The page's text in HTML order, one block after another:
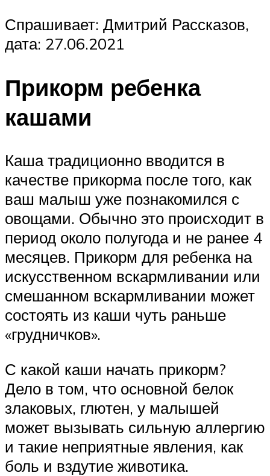
Спрашивает: Дмитрий Рассказов,
дата: 27.06.2021
Прикорм ребенка
кашами
Каша традиционно вводится в
качестве прикорма после того, как
ваш малыш уже познакомился с
овощами. Обычно это происходит в
период около полугода и не ранее 4
месяцев. Прикорм для ребенка на
искусственном вскармливании или
смешанном вскармливании может
состоять из каши чуть раньше
«грудничков».
С какой каши начать прикорм?
Дело в том, что основной белок
злаковых, глютен, у малышей
может вызывать сильную аллергию
и такие неприятные явления, как
боль и вздутие животика.